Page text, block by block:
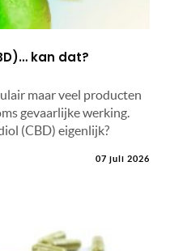
kan dat?
maar veel producten
gevaarlijke werking.
(CBD) eigenlijk?
07 juli 2026